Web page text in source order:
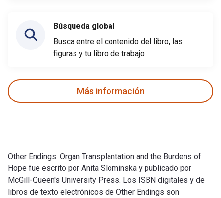
Búsqueda global
Busca entre el contenido del libro, las
figuras y tu libro de trabajo
Más información
Other Endings: Organ Transplantation and the Burdens of
Hope fue escrito por Anita Slominska y publicado por
McGill-Queen's University Press. Los ISBN digitales y de
libros de texto electrónicos de Other Endings son